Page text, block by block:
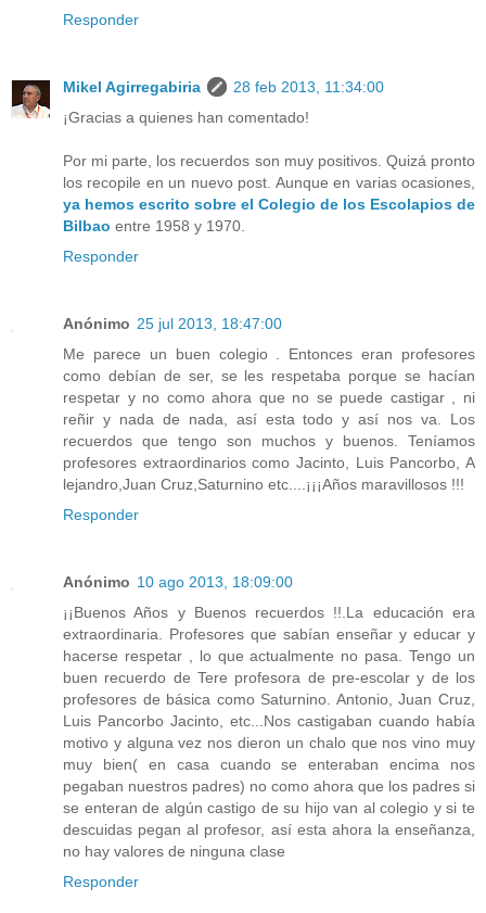
Responder
Mikel Agirregabiria
28 feb 2013, 11:34:00
¡Gracias a quienes han comentado!
Por mi parte, los recuerdos son muy positivos. Quizá pronto
los recopile en un nuevo post. Aunque en varias ocasiones,
ya hemos escrito sobre el Colegio de los Escolapios de
Bilbao entre 1958 y 1970.
Responder
Anónimo 25 jul 2013, 18:47:00
Me parece un buen colegio . Entonces eran profesores
como debían de ser, se les respetaba porque se hacían
respetar y no como ahora que no se puede castigar , ni
reñir y nada de nada, así esta todo y así nos va. Los
recuerdos que tengo son muchos y buenos. Teníamos
profesores extraordinarios como Jacinto, Luis Pancorbo, A
lejandro,Juan Cruz,Saturnino etc....¡¡¡Años maravillosos !!!
Responder
Anónimo 10 ago 2013, 18:09:00
¡¡Buenos Años y Buenos recuerdos !!.La educación era
extraordinaria. Profesores que sabían enseñar y educar y
hacerse respetar , lo que actualmente no pasa. Tengo un
buen recuerdo de Tere profesora de pre-escolar y de los
profesores de básica como Saturnino. Antonio, Juan Cruz,
Luis Pancorbo Jacinto, etc...Nos castigaban cuando había
motivo y alguna vez nos dieron un chalo que nos vino muy
muy bien( en casa cuando se enteraban encima nos
pegaban nuestros padres) no como ahora que los padres si
se enteran de algún castigo de su hijo van al colegio y si te
descuidas pegan al profesor, así esta ahora la enseñanza,
no hay valores de ninguna clase
Responder